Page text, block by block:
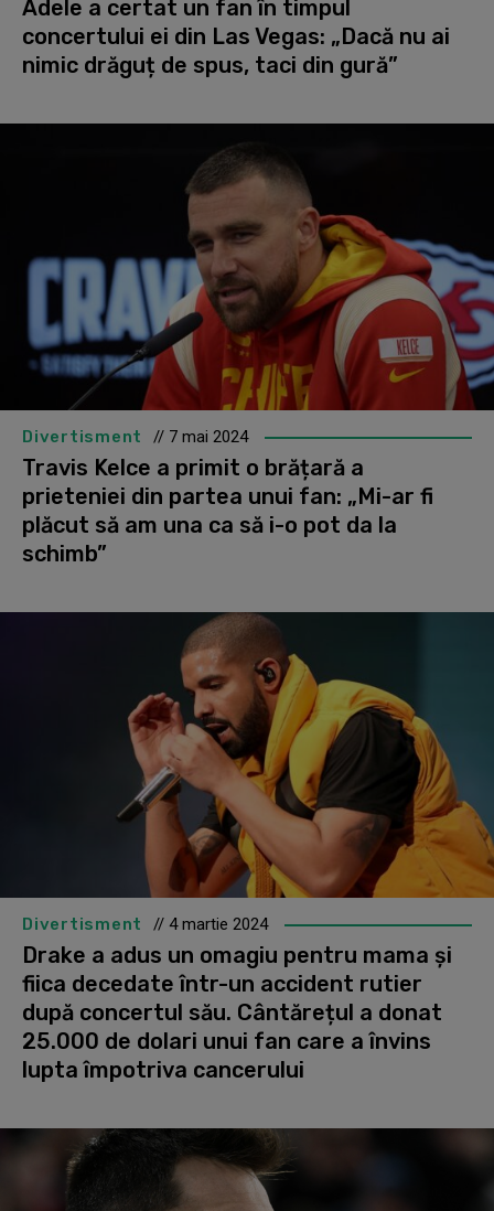
Adele a certat un fan în timpul
concertului ei din Las Vegas: „Dacă nu ai
nimic drăguț de spus, taci din gură”
Divertisment // 7 mai 2024
Travis Kelce a primit o brățară a
prieteniei din partea unui fan: „Mi-ar fi
plăcut să am una ca să i-o pot da la
schimb”
Divertisment // 4 martie 2024
Drake a adus un omagiu pentru mama și
fiica decedate într-un accident rutier
după concertul său. Cântărețul a donat
25.000 de dolari unui fan care a învins
lupta împotriva cancerului